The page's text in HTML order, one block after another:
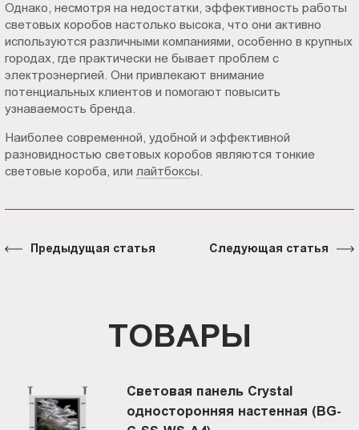
Однако, несмотря на недостатки, эффективность работы
световых коробов настолько высока, что они активно
используются различными компаниями, особенно в крупных
городах, где практически не бывает проблем с
электроэнергией. Они привлекают внимание
потенциальных клиентов и помогают повысить
узнаваемость бренда.
Наиболее современной, удобной и эффективной
разновидностью световых коробов являются тонкие
световые короба, или лайтбоксы.
Предыдущая статья Следующая статья
ТОВАРЫ
Световая панель Crystal
односторонняя настенная (BG-